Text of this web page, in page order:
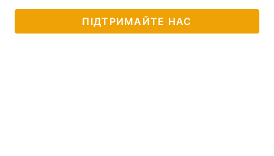
ПІДТРИМАЙТЕ НАС